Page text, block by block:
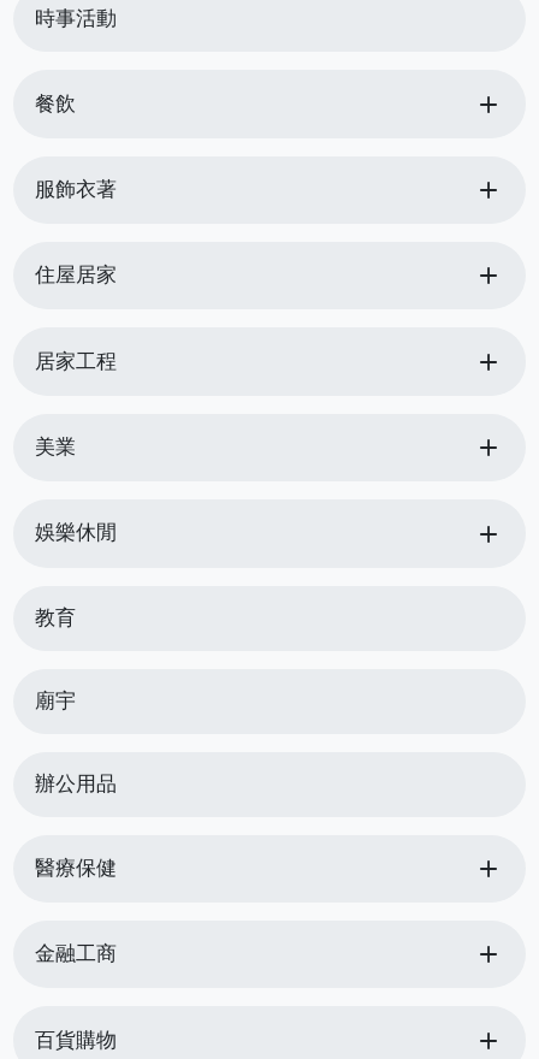
時事活動
餐飲 add
服飾衣著 add
住屋居家 add
居家工程 add
美業 add
娛樂休閒 add
教育
廟宇
辦公用品
醫療保健 add
金融工商 add
百貨購物 add